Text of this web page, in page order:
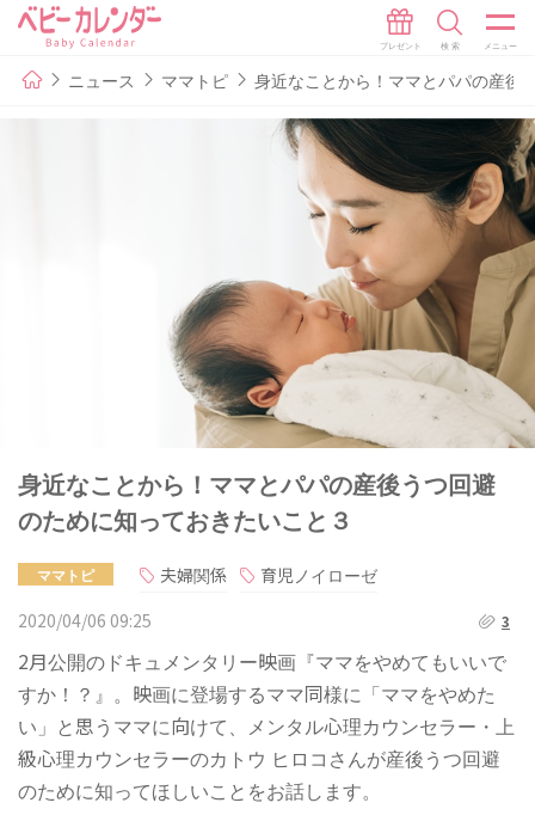
ニュース ママトピ 身近なことから！ママとパパの産後
身近なことから！ママとパパの産後うつ回避
のために知っておきたいこと３
ママトピ 夫婦関係
育児ノイローゼ
2020/04/06 09:25
3
2月公開のドキュメンタリー映画『ママをやめてもいいで
すか！？』。映画に登場するママ同様に「ママをやめた
い」と思うママに向けて、メンタル心理カウンセラー・上
級心理カウンセラーのカトウ ヒロコさんが産後うつ回避
のために知ってほしいことをお話します。